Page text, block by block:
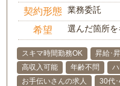
契約形態 業務委託
希望 選んだ箇所
スキマ時間勤務OK 昇給･
高収入可能
年齢不問
お手伝いさんの求人
30代